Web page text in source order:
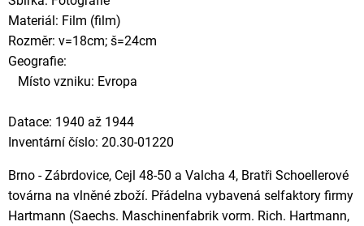
Materiál: Film (film)
Rozměr: v=18cm; š=24cm
Geografie:
Místo vzniku: Evropa
Datace: 1940 až 1944
Inventární číslo: 20.30-01220
Brno - Zábrdovice, Cejl 48-50 a Valcha 4, Bratři Schoellerové
továrna na vlněné zboží. Přádelna vybavená selfaktory firmy
Hartmann (Saechs. Maschinenfabrik vorm. Rich. Hartmann,